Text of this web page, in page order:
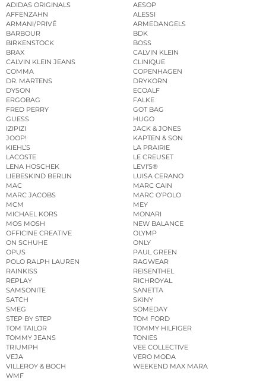
ADIDAS ORIGINALS
AESOP
AFFENZAHN
ALESSI
ARMANI/PRIVÉ
ARMEDANGELS
BARBOUR
BDK
BIRKENSTOCK
BOSS
BRAX
CALVIN KLEIN
CALVIN KLEIN JEANS
CLINIQUE
COMMA
COPENHAGEN
DR. MARTENS
DRYKORN
DYSON
ECOALF
ERGOBAG
FALKE
FRED PERRY
GOT BAG
GUESS
HUGO
IZIPIZI
JACK & JONES
JOOP!
KAPTEN & SON
KIEHL’S
LA PRAIRIE
LACOSTE
LE CREUSET
LENA HOSCHEK
LEVI’S®
LIEBESKIND BERLIN
LUISA CERANO
MAC
MARC CAIN
MARC JACOBS
MARC O’POLO
MCM
MEY
MICHAEL KORS
MONARI
MOS MOSH
NEW BALANCE
OFFICINE CREATIVE
OLYMP
ON SCHUHE
ONLY
OPUS
PAUL GREEN
POLO RALPH LAUREN
RAGWEAR
RAINKISS
REISENTHEL
REPLAY
RICHROYAL
SAMSONITE
SANETTA
SATCH
SKINY
SMEG
SOMEDAY
STEP BY STEP
TOM FORD
TOM TAILOR
TOMMY HILFIGER
TOMMY JEANS
TONIES
TRIUMPH
VEE COLLECTIVE
VEJA
VERO MODA
VILLEROY & BOCH
WEEKEND MAX MARA
WMF